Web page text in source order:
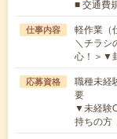
■ 交通費
仕事内容
軽作業（
＼チラシ
心！＞▼
応募資格
職種未経
要
▼未経験
持ちの方